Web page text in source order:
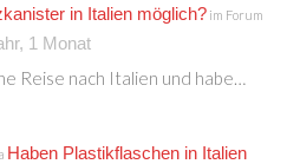
in Italien möglich? im Forum
1 Monat
Reise nach Italien und habe…
Haben Plastikflaschen in Italien